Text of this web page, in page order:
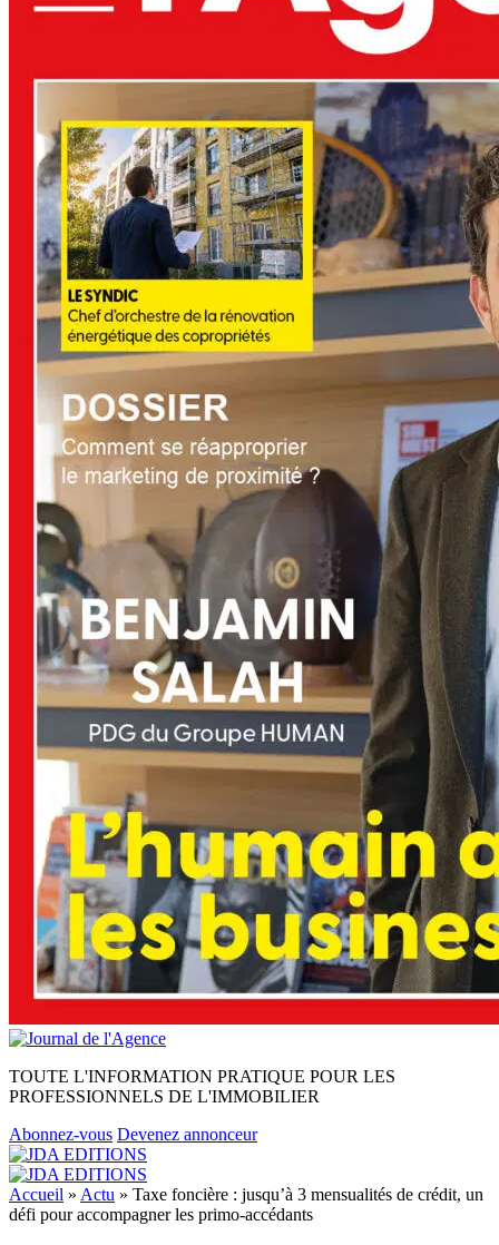
TOUTE L'INFORMATION PRATIQUE POUR LES
PROFESSIONNELS DE L'IMMOBILIER
Abonnez-vous Devenez annonceur
Accueil » Actu » Taxe foncière : jusqu’à 3 mensualités de crédit, un
défi pour accompagner les primo-accédants